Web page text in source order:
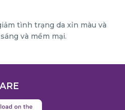
tình trạng da xỉn màu và
và mềm mại.